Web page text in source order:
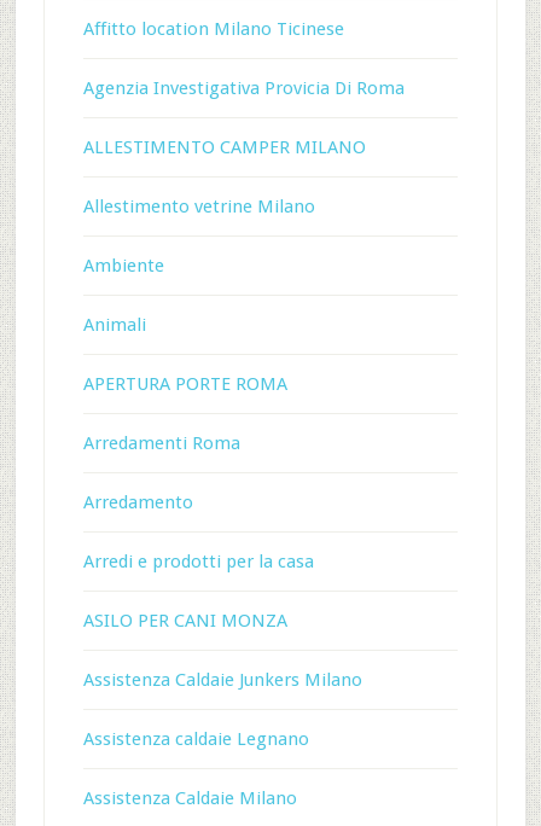
Affitto location Milano Ticinese
Agenzia Investigativa Provicia Di Roma
ALLESTIMENTO CAMPER MILANO
Allestimento vetrine Milano
Ambiente
Animali
APERTURA PORTE ROMA
Arredamenti Roma
Arredamento
Arredi e prodotti per la casa
ASILO PER CANI MONZA
Assistenza Caldaie Junkers Milano
Assistenza caldaie Legnano
Assistenza Caldaie Milano